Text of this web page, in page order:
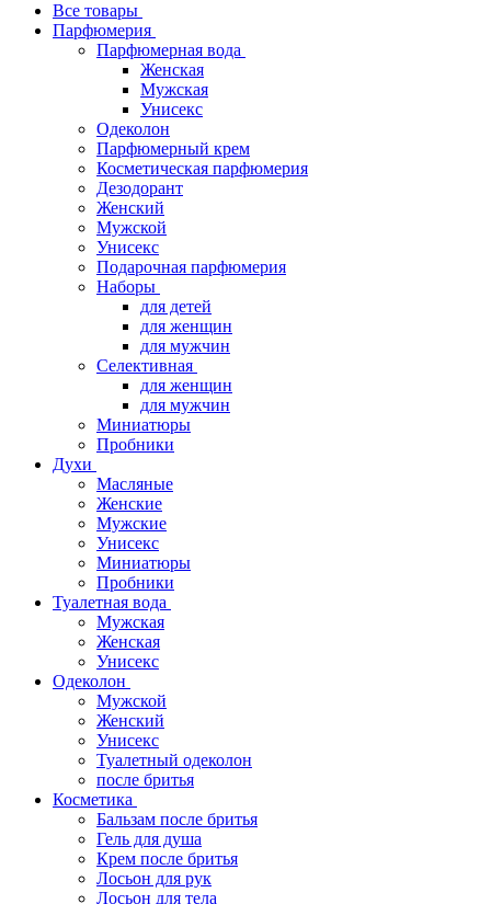
Все товары
Парфюмерия
Парфюмерная вода
Женская
Мужская
Унисекс
Одеколон
Парфюмерный крем
Косметическая парфюмерия
Дезодорант
Женский
Мужской
Унисекс
Подарочная парфюмерия
Наборы
для детей
для женщин
для мужчин
Селективная
для женщин
для мужчин
Миниатюры
Пробники
Духи
Масляные
Женские
Мужские
Унисекс
Миниатюры
Пробники
Туалетная вода
Мужская
Женская
Унисекс
Одеколон
Мужской
Женский
Унисекс
Туалетный одеколон
после бритья
Косметика
Бальзам после бритья
Гель для душа
Крем после бритья
Лосьон для рук
Лосьон для тела